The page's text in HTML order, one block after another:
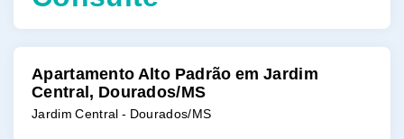
Apartamento Alto Padrão em Jardim
Central, Dourados/MS
Jardim Central - Dourados/MS